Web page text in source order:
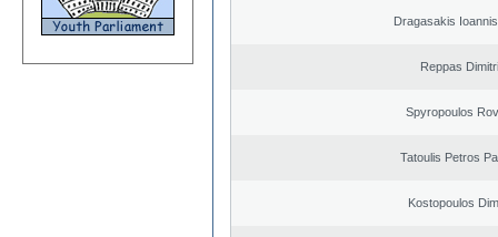
Dragasakis
Reppas
Spyropoulos
Tatoulis Petros
Kostopoulos